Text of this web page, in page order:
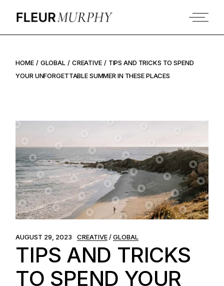
HOME GLOBAL CREATIVE
TIPS AND TRICKS TO SPEND
YOUR UNFORGETTABLE SUMMER IN THESE PLACES
AUGUST 29, 2023 CREATIVE GLOBAL
TIPS AND TRICKS
TO SPEND YOUR